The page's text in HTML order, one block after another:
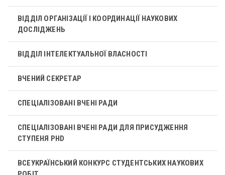
ВІДДІЛ ОРГАНІЗАЦІЇ І КООРДИНАЦІЇ НАУКОВИХ
ДОСЛІДЖЕНЬ
ВІДДІЛ ІНТЕЛЕКТУАЛЬНОЇ ВЛАСНОСТІ
ВЧЕНИЙ СЕКРЕТАР
СПЕЦІАЛІЗОВАНІ ВЧЕНІ РАДИ
СПЕЦІАЛІЗОВАНІ ВЧЕНІ РАДИ ДЛЯ ПРИСУДЖЕННЯ
СТУПЕНЯ PHD
ВСЕУКРАЇНСЬКИЙ КОНКУРС СТУДЕНТСЬКИХ НАУКОВИХ